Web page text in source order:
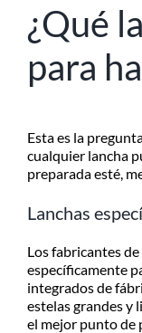
¿Qué
para
Esta es la
cualquier lancha
preparada esté,
Lanchas
Los fabricantes
específicamente
integrados de
estelas grandes y
el mejor punto de